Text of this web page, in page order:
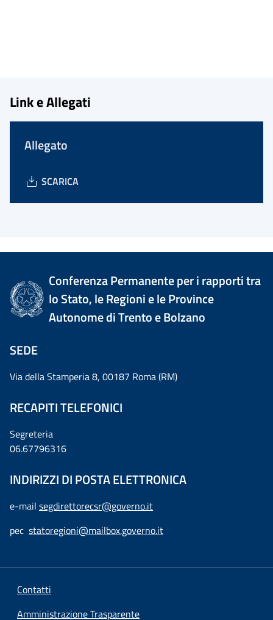
Link e Allegati
Allegato
SCARICA
Conferenza Permanente per i rapporti tra
lo Stato, le Regioni e le Province
Autonome di Trento e Bolzano
SEDE
Via della Stamperia 8, 00187 Roma (RM)
RECAPITI TELEFONICI
Segreteria
06.67796316
INDIRIZZI DI POSTA ELETTRONICA
e-mail segdirettorecsr@governo.it
pec statoregioni@mailbox.governo.it
Contatti
Amministrazione Trasparente